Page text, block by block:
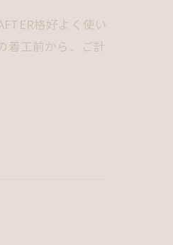
格好よく使い
着工前から、ご計